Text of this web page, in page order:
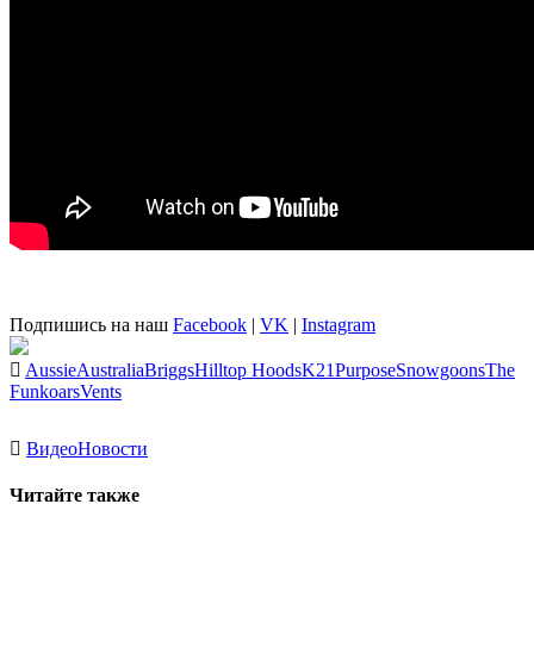
Подпишись на наш Facebook | VK | Instagram
AussieAustraliaBriggsHilltop HoodsK21PurposeSnowgoonsThe
FunkoarsVents
ВидеоНовости
Читайте также